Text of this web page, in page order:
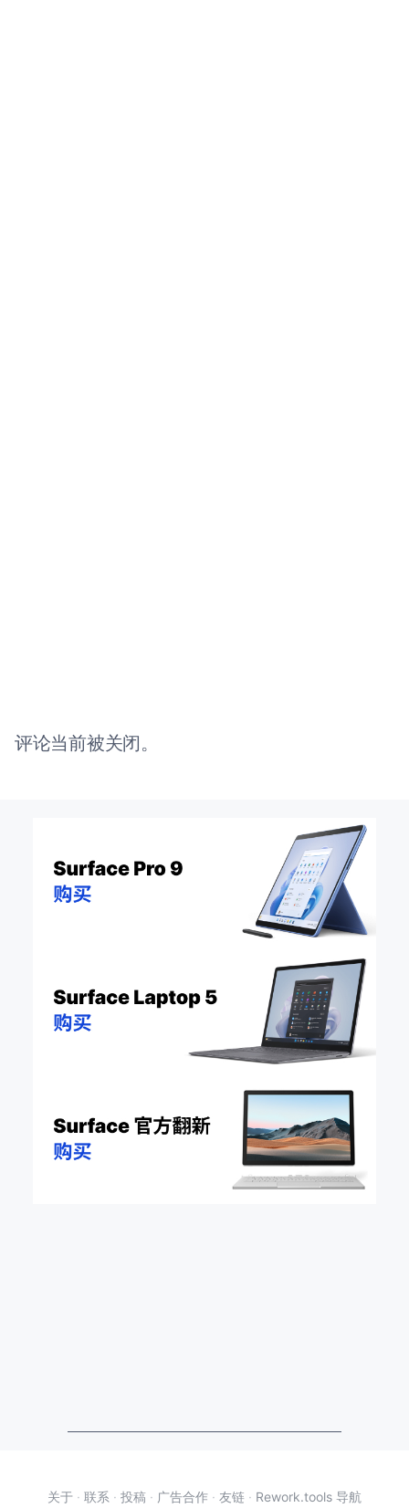
评论当前被关闭。
关于 · 联系 · 投稿 · 广告合作 · 友链 · Rework.tools 导航